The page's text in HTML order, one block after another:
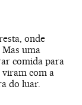
onde
uma
comida para
com a
do luar.